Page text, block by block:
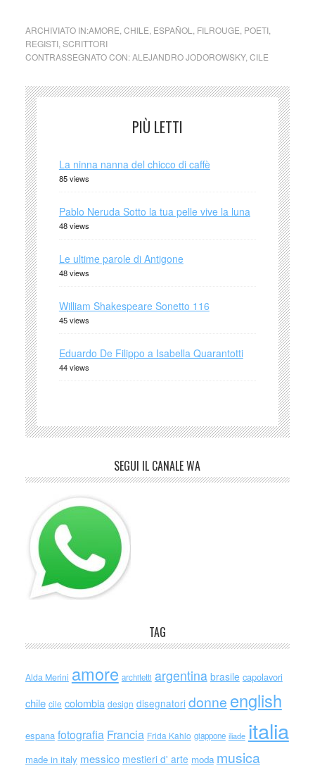
ARCHIVIATO IN:AMORE CHILE ESPAÑOL FILROUGE POETI,
REGISTI, SCRITTORI
CONTRASSEGNATO CON:ALEJANDRO JODOROWSKY, CILE
PIÙ LETTI
La ninna nanna del chicco di caffè
85 views
Pablo Neruda Sotto la tua pelle vive la luna
48 views
Le ultime parole di Antigone
48 views
William Shakespeare Sonetto 116
45 views
Eduardo De Filippo a Isabella Quarantotti
44 views
SEGUI IL CANALE WA
TAG
Alda Merini amore architetti argentina brasile capolavori
chile cile colombia design disegnatori donne english
espana fotografia Francia Frida Kahlo giappone iliade italia
made in italy messico mestieri d' arte moda musica